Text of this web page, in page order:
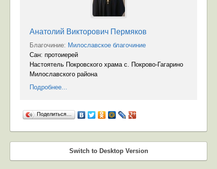
Анатолий Викторович Пермяков
Благочиние: Милославское благочиние
Сан: протоиерей
Настоятель Покровского храма с. Покрово-Гагарино
Милославского района
Подробнее...
Поделиться…
Switch to Desktop Version